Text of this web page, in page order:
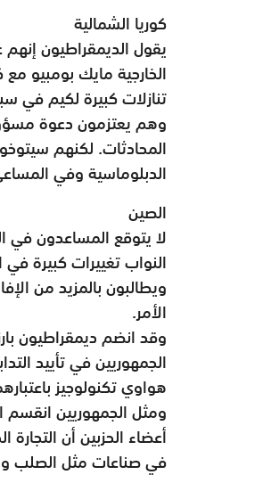
كوريا الشمالية
يقول الديمقراطيون
الخارجية مايك بومبيو
تنازلات كبيرة لكيم في
وهم يعتزمون دعوة
المحادثات. لكنهم
الدبلوماسية وفي
الصين
لا يتوقع المساعدون في
النواب تغييرات كبيرة
ويطالبون بالمزيد من
الأمر.
وقد انضم ديمقراطيون
الجمهوريين في تأييد
هواوي تكنولوجيز
ومثل الجمهوريين انقسم
أعضاء الحزبين أن
في صناعات مثل الصلب